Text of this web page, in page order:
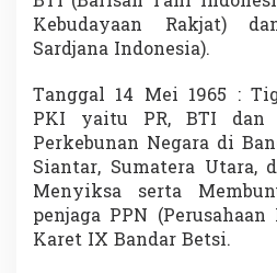
Kebudayaan Rakjat)
Sardjana Indonesia).
Tanggal 14 Mei 1965 :
PKI yaitu PR, BTI dan
Perkebunan Negara di
Siantar, Sumatera Utara,
Menyiksa serta
penjaga PPN
Karet IX Bandar Betsi.